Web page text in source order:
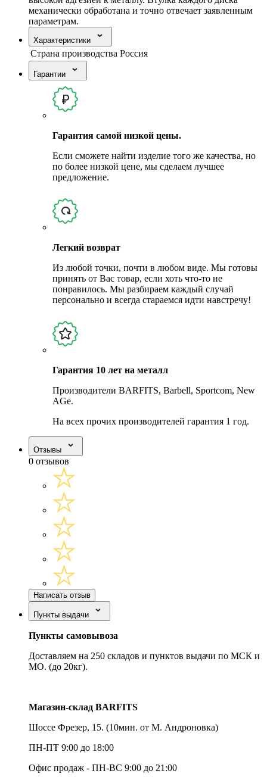
механически обработана и точно отвечает заявленным
параметрам.
Характеристики
Страна производства Россия
Гарантии
Гарантия самой низкой цены.
Если сможете найти изделие того же качества, но
по более низкой цене, мы сделаем лучшее
предложение.
Легкий возврат
Из любой точки, почти в любом виде. Мы готовы
принять от Вас товар, если хоть что-то не
понравилось. Мы разбираем каждый случай
персонально и всегда стараемся идти навстречу!
Гарантия 10 лет на металл
Производители BARFITS, Barbell, Sportcom, New
AGe.
На всех прочих производителей гарантия 1 год.
Отзывы
0 отзывов
Написать отзыв
Пункты выдачи
Пункты самовывоза
Доставляем на 250 складов и пунктов выдачи по МСК и
МО. (до 20кг).
Магазин-склад BARFITS
Шоссе Фрезер, 15. (10мин. от М. Андроновка)
ПН-ПТ 9:00 до 18:00
Офис продаж - ПН-ВС 9:00 до 21:00